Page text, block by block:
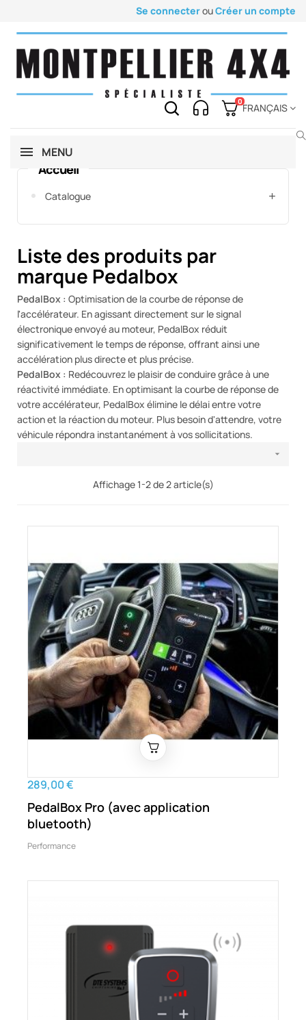
Se connecterouCréer un compte
0
FRANÇAIS
MENU
Accueil
Catalogue
Liste des produits par
marque Pedalbox
PedalBox : Optimisation de la courbe de réponse de
l'accélérateur. En agissant directement sur le signal
électronique envoyé au moteur, PedalBox réduit
significativement le temps de réponse, offrant ainsi une
accélération plus directe et plus précise.
PedalBox : Redécouvrez le plaisir de conduire grâce à une
réactivité immédiate. En optimisant la courbe de réponse de
votre accélérateur, PedalBox élimine le délai entre votre
action et la réaction du moteur. Plus besoin d'attendre, votre
véhicule répondra instantanément à vos sollicitations.

Affichage 1-2 de 2 article(s)
289,00 €
PedalBox Pro (avec application
bluetooth)
Performance